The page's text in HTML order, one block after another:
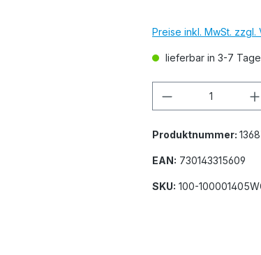
Preise inkl. MwSt. zzgl.
lieferbar in 3-7
Produkt
Produktnummer:
EAN: 730143315609
SKU: 100-